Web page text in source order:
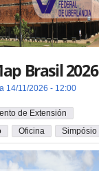
Brasil 2026
14/11/2026 - 12:00
de Extensión
Oficina Simpósio